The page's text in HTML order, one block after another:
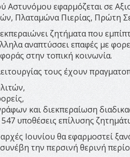
Αστυνόμου εφαρμόζεται σε
Πλαταμώνα Πιερίας, Πρώτη
ζητήματα που
αναπτύσσει επαφές με
στην τοπική κοινωνία.
τους έχουν
και διεκπεραίωση
547 υποθέσεις επίλυσης
Ιουνίου θα εφαρμοστεί
την περσινή θερινή